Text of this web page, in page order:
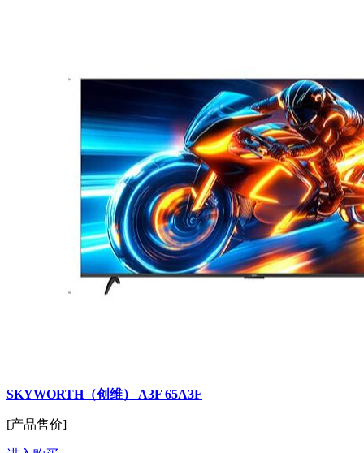
SKYWORTH（创维） A3F 65A3F
[产品售价]